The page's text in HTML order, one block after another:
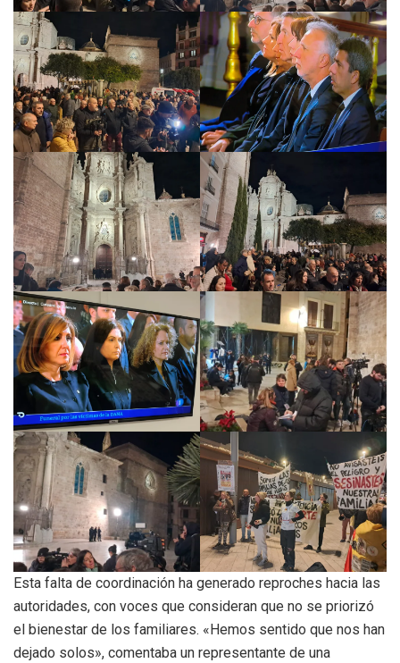
Esta falta de coordinación ha generado reproches hacia las
autoridades, con voces que consideran que no se priorizó
el bienestar de los familiares. «Hemos sentido que nos han
dejado solos», comentaba un representante de una